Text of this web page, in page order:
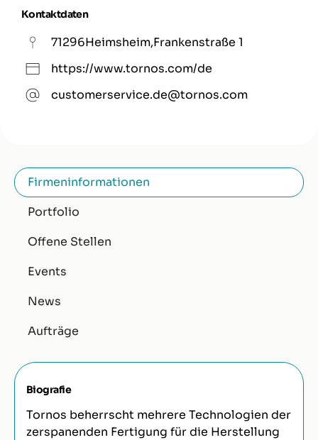
Kontaktdaten
71296Heimsheim,Frankenstraße 1
https://www.tornos.com/de
customerservice.de@tornos.com
Firmeninformationen
Portfolio
Offene Stellen
Events
News
Aufträge
Biografie
Tornos beherrscht mehrere Technologien der
zerspanenden Fertigung für die Herstellung